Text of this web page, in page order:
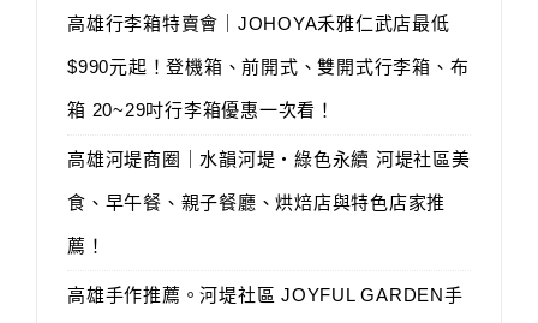
高雄行李箱特賣會｜JOHOYA禾雅仁武店最低
$990元起！登機箱、前開式、雙開式行李箱、布
箱 20~29吋行李箱優惠一次看！
高雄河堤商圈｜水韻河堤‧綠色永續 河堤社區美
食、早午餐、親子餐廳、烘焙店與特色店家推
薦！
高雄手作推薦。河堤社區 JOYFUL GARDEN手